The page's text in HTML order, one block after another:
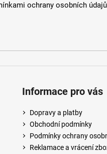
ochrany osobních údajů
Informace pro vás
Dopravy a platby
Obchodní podmínky
Podmínky ochrany
Reklamace a vrácení